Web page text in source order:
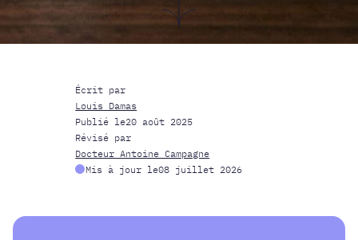
Écrit par
Louis Damas
Publié le20 août 2025
Révisé par
Docteur Antoine Campagne
Mis à jour le08 juillet 2026